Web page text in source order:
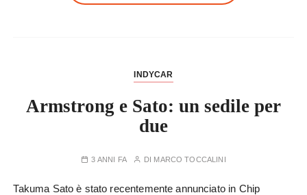
INDYCAR
Armstrong e Sato: un sedile per
due
3 ANNI FA DI MARCO TOCCALINI
Takuma Sato è stato recentemente annunciato in Chip